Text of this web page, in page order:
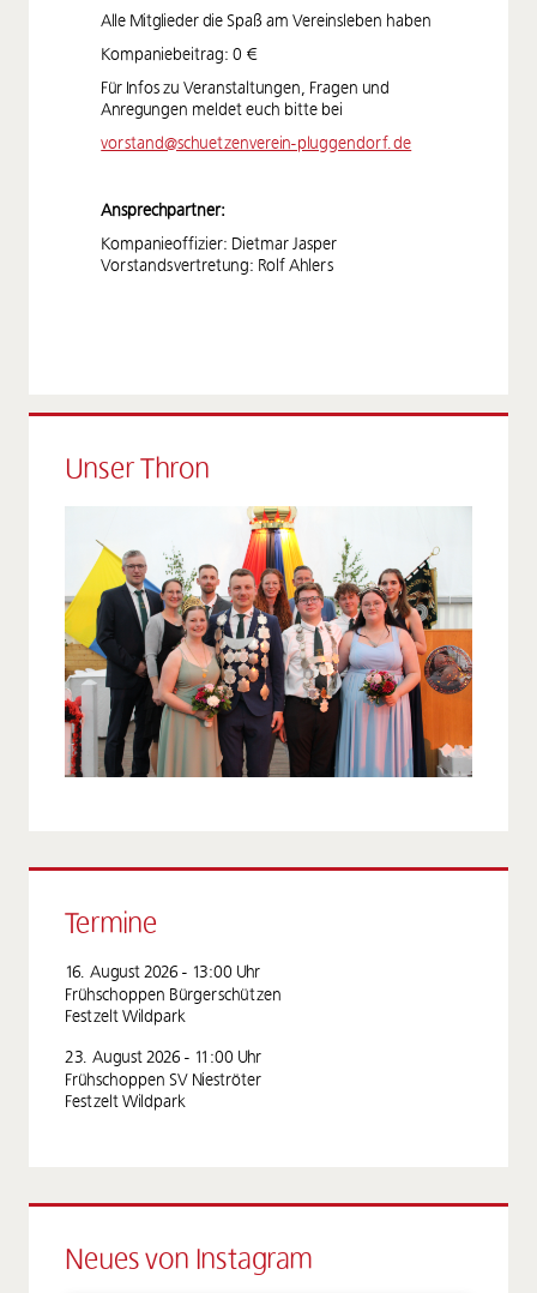
Alle Mitglieder die Spaß am Vereinsleben haben
Kompaniebeitrag: 0 €
Für Infos zu Veranstaltungen, Fragen und
Anregungen meldet euch bitte bei
vorstand@schuetzenverein-pluggendorf.de
Ansprechpartner:
Kompanieoffizier: Dietmar Jasper
Vorstandsvertretung: Rolf Ahlers
Unser Thron
Termine
16. August 2026 - 13:00 Uhr
Frühschoppen Bürgerschützen
Festzelt Wildpark
23. August 2026 - 11:00 Uhr
Frühschoppen SV Nieströter
Festzelt Wildpark
Neues von Instagram